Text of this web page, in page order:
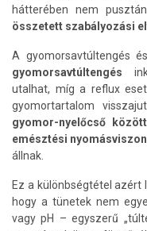
hátterében nem
összetett szabályozási
A gyomorsavtúltengés
gyomorsavtúltengés
utalhat, míg a reflux
gyomortartalom
gyomor-nyelőcső
emésztési
állnak.
Ez a különbségtétel azért
hogy a tünetek nem
vagy pH – egyszerű